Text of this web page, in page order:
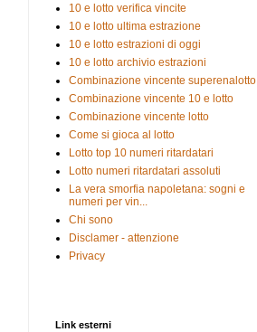
10 e lotto verifica vincite
10 e lotto ultima estrazione
10 e lotto estrazioni di oggi
10 e lotto archivio estrazioni
Combinazione vincente superenalotto
Combinazione vincente 10 e lotto
Combinazione vincente lotto
Come si gioca al lotto
Lotto top 10 numeri ritardatari
Lotto numeri ritardatari assoluti
La vera smorfia napoletana: sogni e
numeri per vin...
Chi sono
Disclamer - attenzione
Privacy
Link esterni